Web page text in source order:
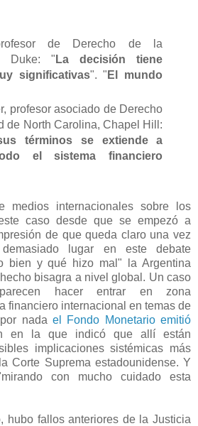
de Derecho de la
Duke: " La decisión tiene
significativas". " El mundo
profesor asociado de Derecho
de North Carolina, Chapel Hill:
términos se extiende a
el sistema financiero
medios internacionales sobre los
caso desde que se empezó a
de que queda claro una vez
lugar en este debate
bien y qué hizo mal" la Argentina
bisagra a nivel global. Un caso
hacer entrar en zona
financiero internacional en temas de
nada el Fondo Monetario emitió
en la que indicó que allí están
implicaciones sistémicas más
Corte Suprema estadounidense. Y
con mucho cuidado esta
hubo fallos anteriores de la Justicia